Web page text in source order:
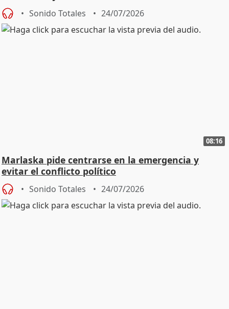
Sonido Totales 24/07/2026
08:16
Marlaska pide centrarse en la emergencia y
evitar el conflicto político
Sonido Totales 24/07/2026